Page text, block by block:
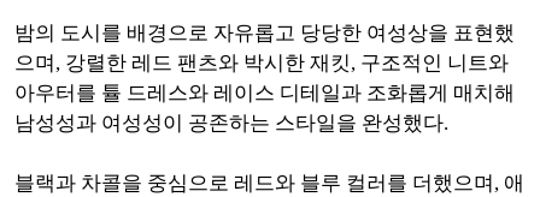
밤의 도시를 배경으로 자유롭고 당당한 여성상을 표현했
으며, 강렬한 레드 팬츠와 박시한 재킷, 구조적인 니트와
아우터를 튤 드레스와 레이스 디테일과 조화롭게 매치해
남성성과 여성성이 공존하는 스타일을 완성했다.
블랙과 차콜을 중심으로 레드와 블루 컬러를 더했으며, 애